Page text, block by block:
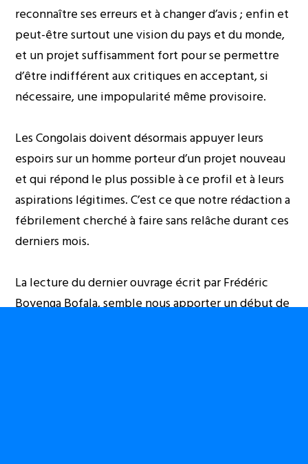
reconnaître ses erreurs et à changer d’avis ; enfin et
peut-être surtout une vision du pays et du monde,
et un projet suffisamment fort pour se permettre
d’être indifférent aux critiques en acceptant, si
nécessaire, une impopularité même provisoire.
Les Congolais doivent désormais appuyer leurs
espoirs sur un homme porteur d’un projet nouveau
et qui répond le plus possible à ce profil et à leurs
aspirations légitimes. C’est ce que notre rédaction a
fébrilement cherché à faire sans relâche durant ces
derniers mois.
La lecture du dernier ouvrage écrit par Frédéric
Boyenga Bofala, semble nous apporter un début de